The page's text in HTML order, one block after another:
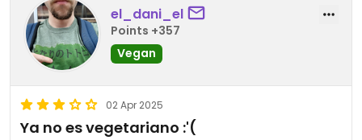
el_dani_el
Points +357
Vegan
02 Apr 2025
Ya no es vegetariano :'(